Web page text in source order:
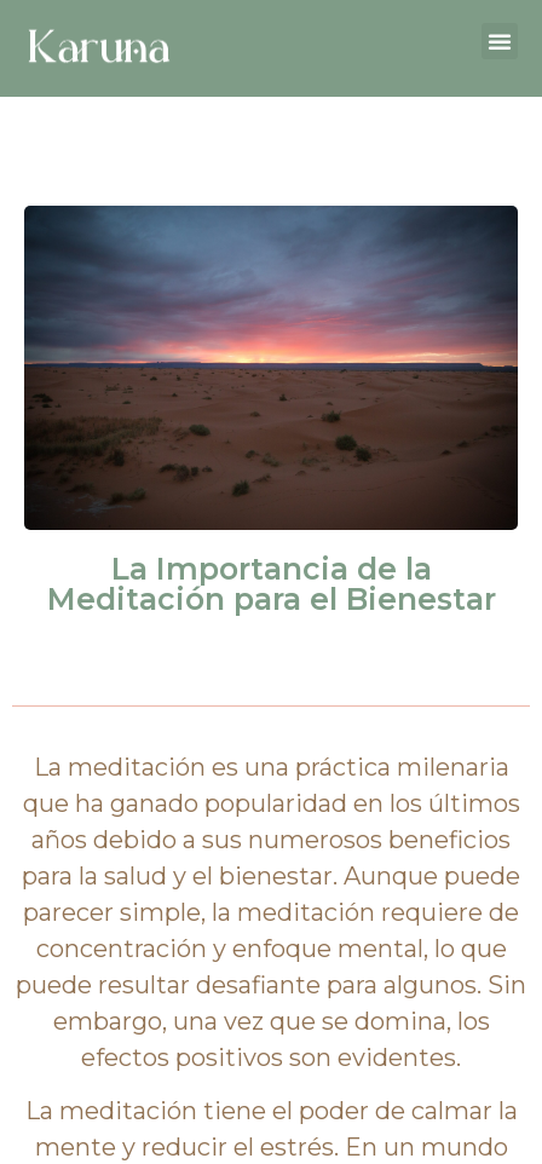
La Importancia de la
Meditación para el Bienestar
La meditación es una práctica milenaria
que ha ganado popularidad en los últimos
años debido a sus numerosos beneficios
para la salud y el bienestar. Aunque puede
parecer simple, la meditación requiere de
concentración y enfoque mental, lo que
puede resultar desafiante para algunos. Sin
embargo, una vez que se domina, los
efectos positivos son evidentes.
La meditación tiene el poder de calmar la
mente y reducir el estrés. En un mundo